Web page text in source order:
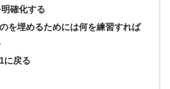
確化する
を埋めるためには何を練習すれば
に戻る